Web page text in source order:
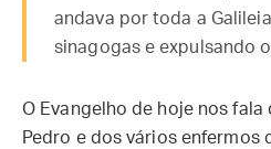
andava por toda a
sinagogas e expulsando
O Evangelho de hoje nos
Pedro e dos vários enfermos